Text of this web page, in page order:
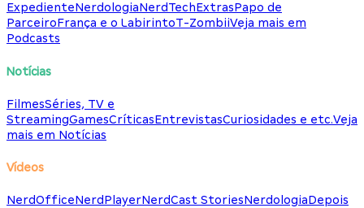
ExpedienteNerdologiaNerdTechExtrasPapo de
ParceiroFrança e o LabirintoT-ZombiiVeja mais em
Podcasts
Notícias
FilmesSéries, TV e
StreamingGamesCríticasEntrevistasCuriosidades e etc.Veja
mais em Notícias
Vídeos
NerdOfficeNerdPlayerNerdCast StoriesNerdologiaDepois